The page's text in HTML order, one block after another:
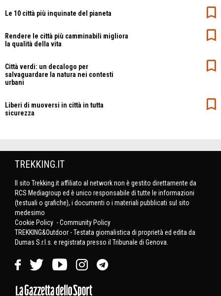
Le 10 città più inquinate del pianeta
Rendere le città più camminabili migliora
la qualità della vita
Città verdi: un decalogo per
salvaguardare la natura nei contesti
urbani
Liberi di muoversi in città in tutta
sicurezza
TREKKING.IT
Il sito Trekking.it affiliato al network non è gestito direttamente da
RCS Mediagroup ed è unico responsabile di tutte le informazioni
(testuali o grafiche), i documenti o i materiali pubblicati sul sito
medesimo
Cookie Policy -Community Policy
TREKKING&Outdoor - Testata giornalistica di proprietà ed edita da
Dumas S.r.l.s. e registrata presso il Tribunale di Genova.